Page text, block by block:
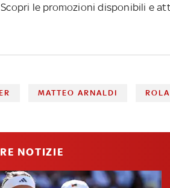
Scopri le promozioni disponibili e
MATTEO ARNALDI
NOTIZIE